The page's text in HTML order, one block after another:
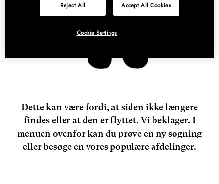
Dette kan være fordi, at siden ikke længere
findes eller at den er flyttet. Vi beklager. I
menuen ovenfor kan du prøve en ny søgning
eller besøge en vores populære afdelinger.
Reject All Accept All Cookies
Cookie Settings